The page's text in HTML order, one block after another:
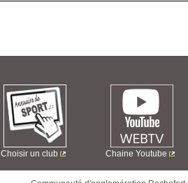
Choisir un club Chaine Youtube